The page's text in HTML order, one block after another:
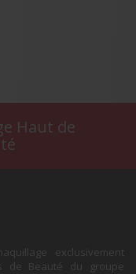
Haut de
exclusivement
de Beauté du groupe